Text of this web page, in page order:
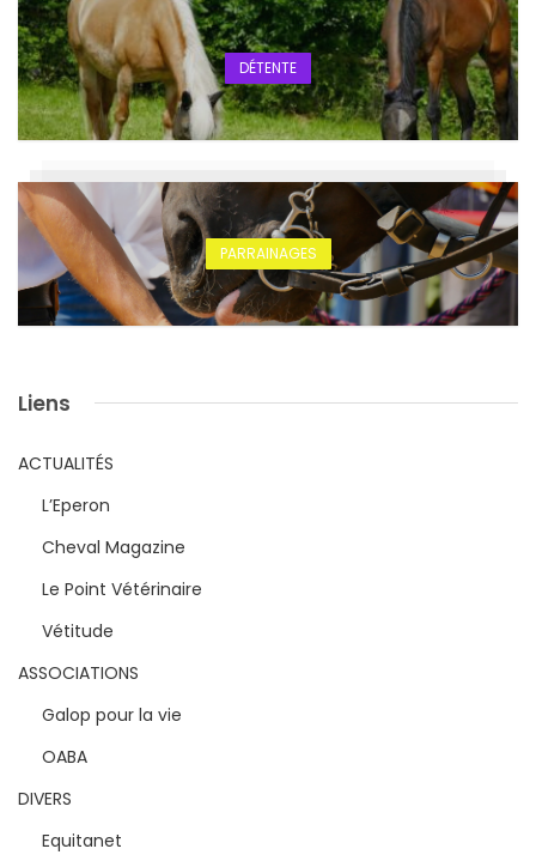
DÉTENTE
PARRAINAGES
Liens
ACTUALITÉS
L’Eperon
Cheval Magazine
Le Point Vétérinaire
Vétitude
ASSOCIATIONS
Galop pour la vie
OABA
DIVERS
Equitanet